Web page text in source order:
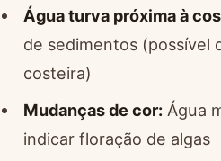
Água turva próxima à
de sedimentos (possível
costeira)
Mudanças de cor:Água
indicar floração de algas